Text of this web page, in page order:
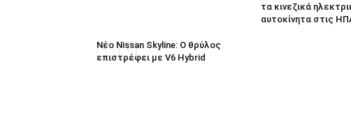
Νέο Nissan Skyline: Ο θρύλος
επιστρέφει με V6 Hybrid
τα κινεζικά
αυτοκίνητα στις